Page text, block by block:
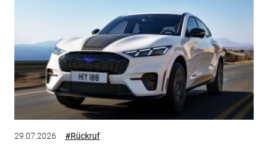
29.07.2026 #Rückruf